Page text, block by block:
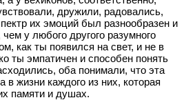
дружили, радовались,
их эмоций был разнообразен и
у любого другого разумного
как ты появился на свет, и не в
ты эмпатичен и способен понять
оба понимали, что эта
в жизни каждого из них, которая
памяти и душах.